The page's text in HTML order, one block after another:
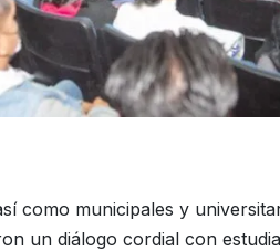
como municipales y
un diálogo cordial con